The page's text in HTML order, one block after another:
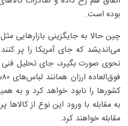
بوده است.
چین حالا به جایگزینی بازارهایی
می‌اندیشد که جای آمریکا را پر
نحوی‌ صورت بگیرد، جای تحلیل
کشورها را نابود خواهد کرد و به
به مقابله با ورود این نوع از کالاها
مقابله خواهند کرد.